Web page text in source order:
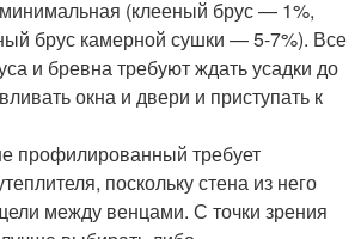
минимальная (клееный брус — 1%,
брус камерной сушки — 5-7%). Все
и бревна требуют ждать усадки до
окна и двери и приступать к
профилированный требует
поскольку стена из него
между венцами. С точки зрения